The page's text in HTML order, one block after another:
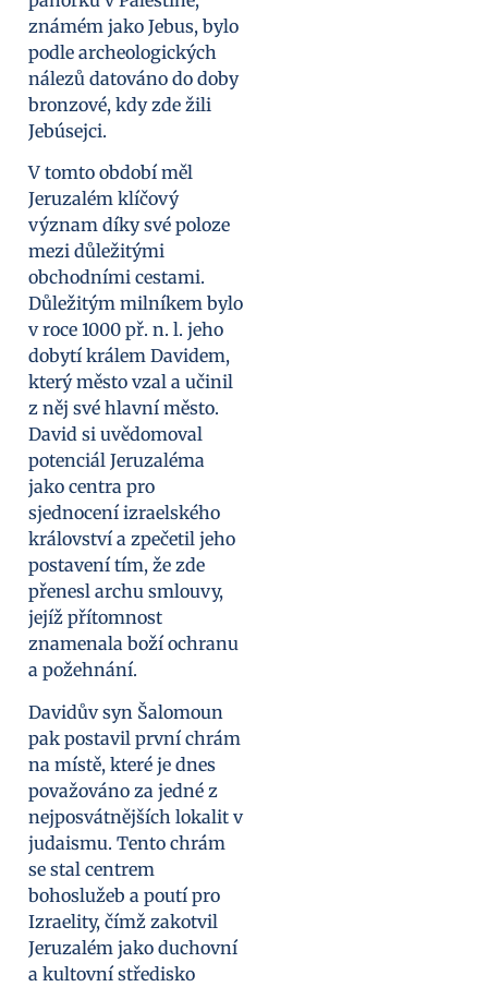
známém jako Jebus, bylo
podle archeologických
nálezů datováno do doby
bronzové, kdy zde žili
Jebúsejci.
V tomto období měl
Jeruzalém klíčový
význam díky své poloze
mezi důležitými
obchodními cestami.
Důležitým milníkem bylo
v roce 1000 př. n. l. jeho
dobytí králem Davidem,
který město vzal a učinil
z něj své hlavní město.
David si uvědomoval
potenciál Jeruzaléma
jako centra pro
sjednocení izraelského
království a zpečetil jeho
postavení tím, že zde
přenesl archu smlouvy,
jejíž přítomnost
znamenala boží ochranu
a požehnání.
Davidův syn Šalomoun
pak postavil první chrám
na místě, které je dnes
považováno za jedné z
nejposvátnějších lokalit v
judaismu. Tento chrám
se stal centrem
bohoslužeb a poutí pro
Izraelity, čímž zakotvil
Jeruzalém jako duchovní
a kultovní středisko